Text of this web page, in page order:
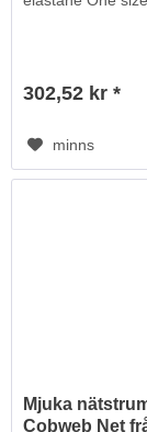
302,52 kr *
minns
Mjuka
Cobweb Net